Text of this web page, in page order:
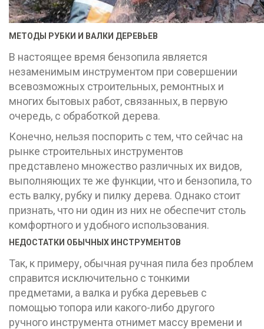
МЕТОДЫ РУБКИ И ВАЛКИ ДЕРЕВЬЕВ
В настоящее время бензопила является
незаменимым инструментом при совершении
всевозможных строительных, ремонтных и
многих бытовых работ, связанных, в первую
очередь, с обработкой дерева.
Конечно, нельзя поспорить с тем, что сейчас на
рынке строительных инструментов
представлено множество различных их видов,
выполняющих те же функции, что и бензопила, то
есть валку, рубку и пилку дерева. Однако стоит
признать, что ни один из них не обеспечит столь
комфортного и удобного использования.
НЕДОСТАТКИ ОБЫЧНЫХ ИНСТРУМЕНТОВ
Так, к примеру, обычная ручная пила без проблем
справится исключительно с тонкими
предметами, а валка и рубка деревьев с
помощью топора или какого-либо другого
ручного инструмента отнимет массу времени и